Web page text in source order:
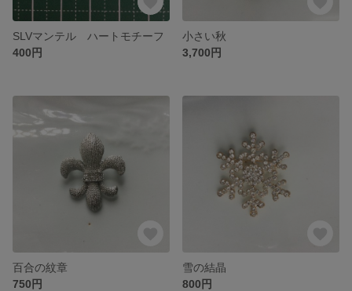
SLVマンテル ハートモチーフ
400円
小さい秋
3,700円
百合の紋章
750円
雪の結晶
800円